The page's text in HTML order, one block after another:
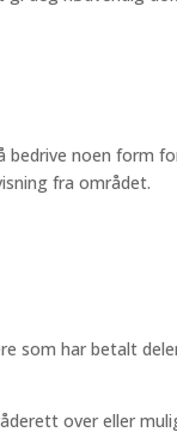
noen form
fra området.
som har betalt
over eller